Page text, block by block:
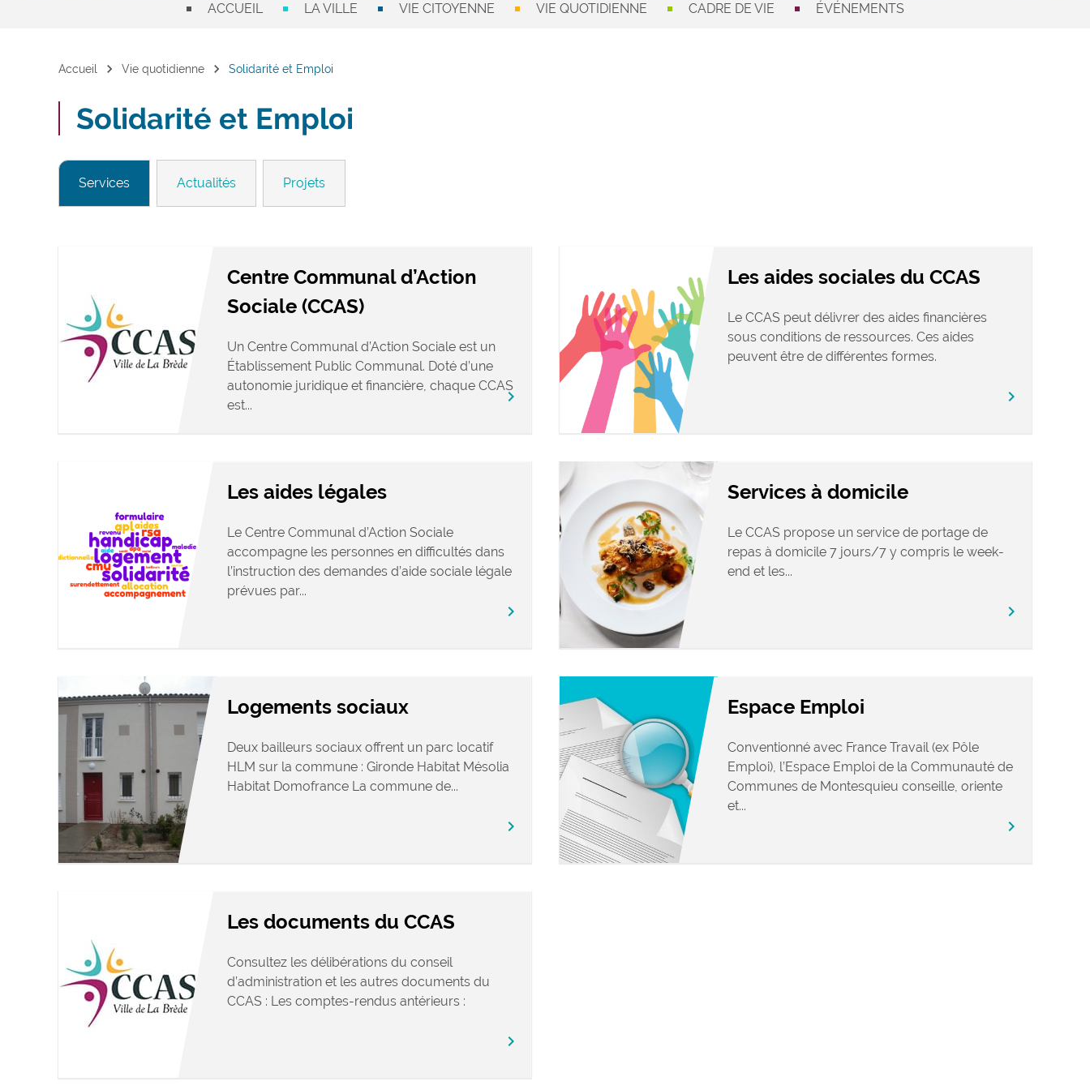
ACCUEIL LA VILLE VIE CITOYENNE VIE QUOTIDIENNE CADRE DE VIE ÉVÉNEMENTS
Accueil chevron_right Vie quotidienne chevron_right Solidarité et Emploi
Solidarité et Emploi
Services Actualités Projets
Centre Communal d’Action
Sociale (CCAS)
Un Centre Communal d’Action Sociale est un
Établissement Public Communal. Doté d’une
autonomie juridique et financière, chaque CCAS
est...
chevron_right
Les aides sociales du CCAS
Le CCAS peut délivrer des aides financières
sous conditions de ressources. Ces aides
peuvent être de différentes formes.
chevron_right
Les aides légales
Le Centre Communal d’Action Sociale
accompagne les personnes en difficultés dans
l’instruction des demandes d’aide sociale légale
prévues par...
chevron_right
Services à domicile
Le CCAS propose un service de portage de
repas à domicile 7 jours/7 y compris le week-
end et les...
chevron_right
Logements sociaux
Deux bailleurs sociaux offrent un parc locatif
HLM sur la commune : Gironde Habitat Mésolia
Habitat Domofrance La commune de...
chevron_right
Espace Emploi
Conventionné avec France Travail (ex Pôle
Emploi), l’Espace Emploi de la Communauté de
Communes de Montesquieu conseille, oriente
et...
chevron_right
Les documents du CCAS
Consultez les délibérations du conseil
d’administration et les autres documents du
CCAS : Les comptes-rendus antérieurs :
chevron_right